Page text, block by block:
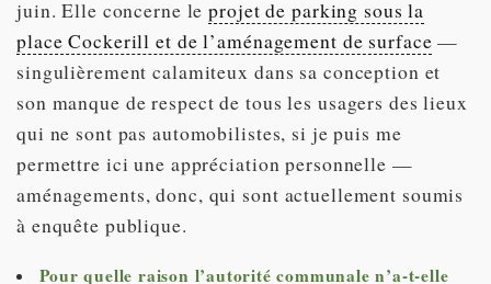
juin. Elle concerne leprojet de parking sous la
place Cockerill et de l’aménagement de surface —
singulièrement calamiteux dans sa conception et
son manque de respect de tous les usagers des lieux
qui ne sont pas automobilistes, si je puis me
permettre ici une appréciation personnelle —
aménagements, donc, qui sont actuellement soumis
à enquête publique.
Pour quelle raison l’autorité communale n’a-t-elle